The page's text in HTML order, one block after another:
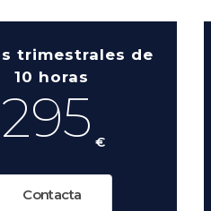
trimestrales de
10 horas
295 €
Contacta